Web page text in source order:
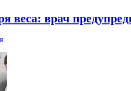
веса: врач